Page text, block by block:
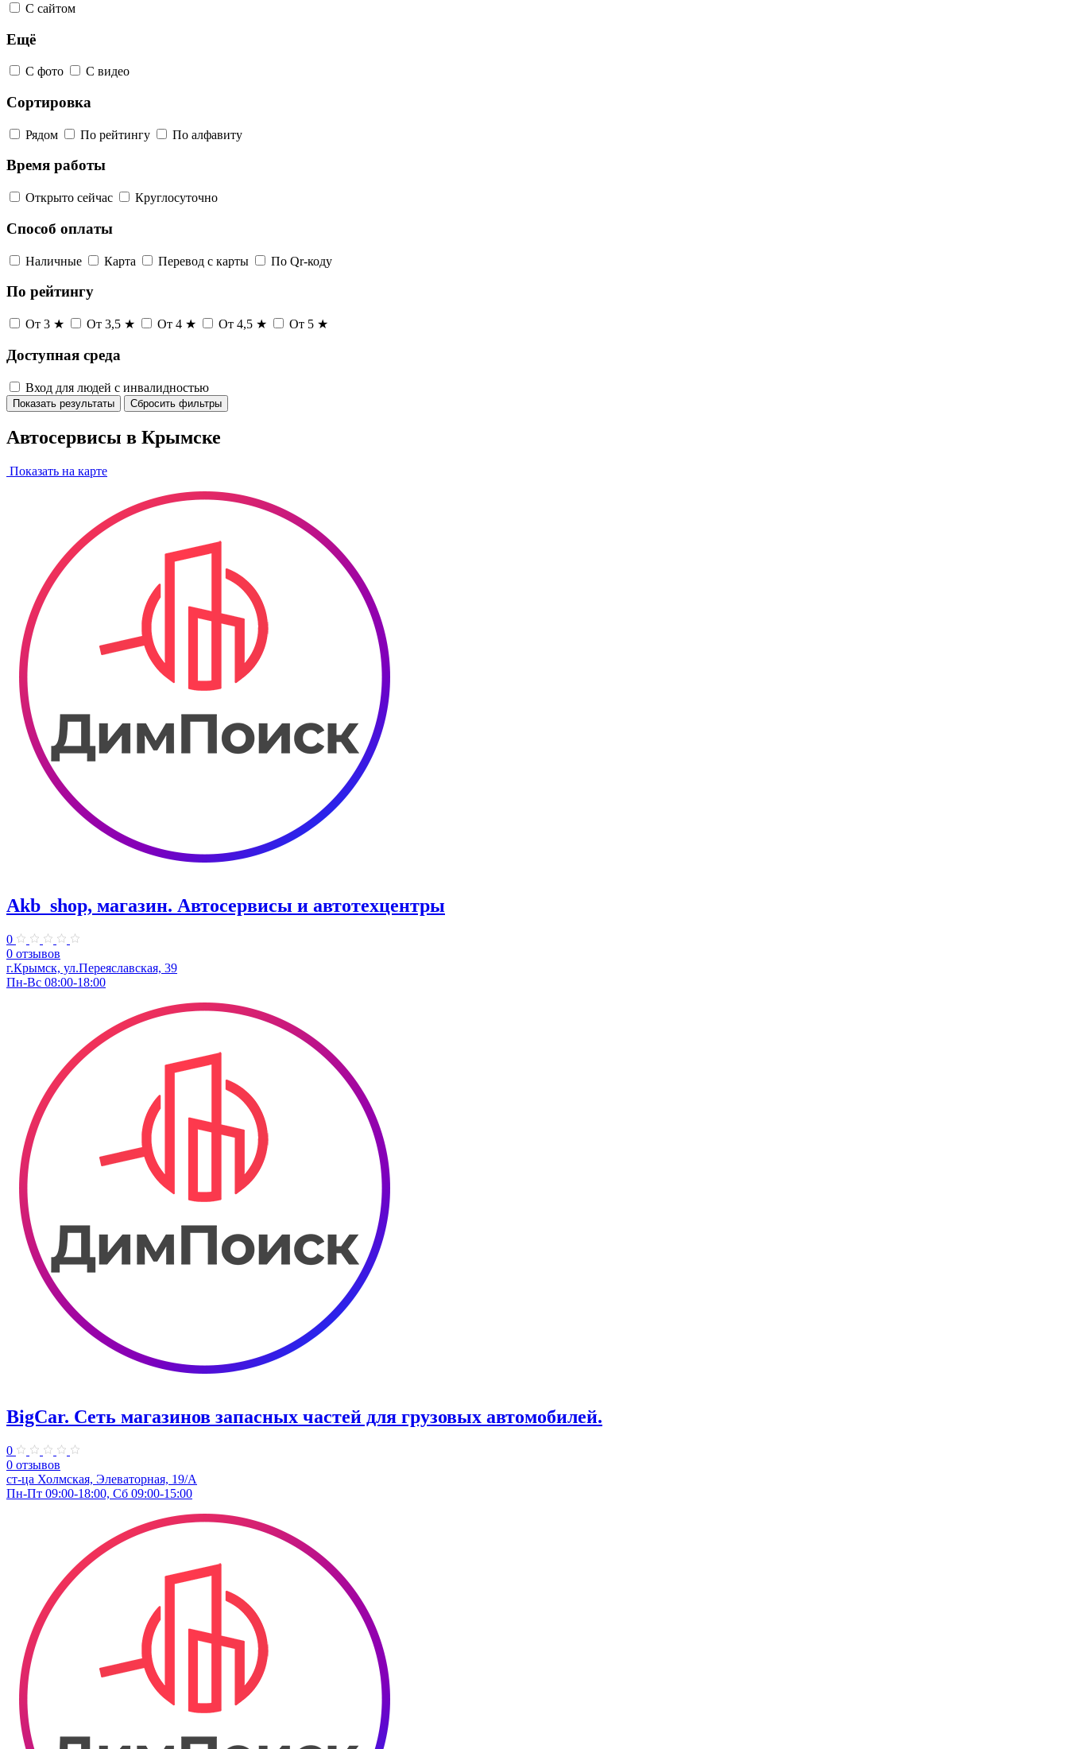
С сайтом
Ещё
С фото С видео
Сортировка
Рядом По рейтингу По алфавиту
Время работы
Открыто сейчас Круглосуточно
Способ оплаты
Наличные Карта Перевод с карты По Qr-коду
По рейтингу
От 3 ★ От 3,5 ★ От 4 ★ От 4,5 ★ От 5 ★
Доступная среда
Вход для людей с инвалидностью
Показать результаты Сбросить фильтры
Автосервисы в Крымске
Показать на карте
Akb_shop, магазин. Автосервисы и автотехцентры
0
0 отзывов
г.Крымск, ул.Переяславская, 39
Пн-Вс 08:00-18:00
BigCar. Сеть магазинов запасных частей для грузовых автомобилей.
0
0 отзывов
ст-ца Холмская, Элеваторная, 19/А
Пн-Пт 09:00-18:00, Сб 09:00-15:00